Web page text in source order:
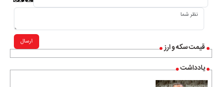
قیمت سکه و ارز
یادداشت
ارسال